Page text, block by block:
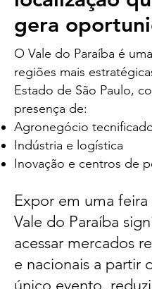
gera
O Vale do Paraíba é
regiões mais
Estado de São Paulo,
presença de:
Agronegócio
Indústria e logística
Inovação e centros de
Expor em uma
Vale do Paraíba
acessar mercados
e nacionais a partir
único evento,